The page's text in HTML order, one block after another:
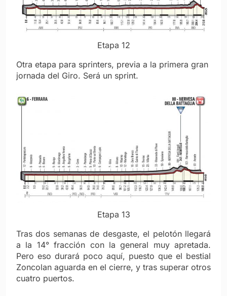
Etapa 12
Otra etapa para sprinters, previa a la primera gran
jornada del Giro. Será un sprint.
Etapa 13
Tras dos semanas de desgaste, el pelotón llegará
a la 14° fracción con la general muy apretada.
Pero eso durará poco aquí, puesto que el bestial
Zoncolan aguarda en el cierre, y tras superar otros
cuatro puertos.